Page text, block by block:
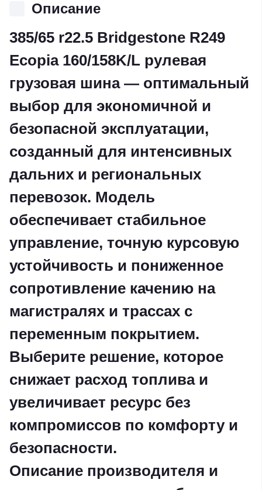
Описание
385/65 r22.5 Bridgestone R249
Ecopia 160/158K/L рулевая
грузовая шина — оптимальный
выбор для экономичной и
безопасной эксплуатации,
созданный для интенсивных
дальних и региональных
перевозок. Модель
обеспечивает стабильное
управление, точную курсовую
устойчивость и пониженное
сопротивление качению на
магистралях и трассах с
переменным покрытием.
Выберите решение, которое
снижает расход топлива и
увеличивает ресурс без
компромиссов по комфорту и
безопасности.
Описание производителя и